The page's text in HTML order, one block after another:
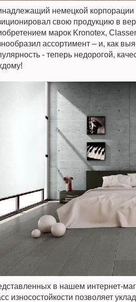
немецкой
свою продукцию в
марок Kronotex,
ассортимент – и, как
- теперь недорогой,
в нашем интернет-
износостойкости позволяет